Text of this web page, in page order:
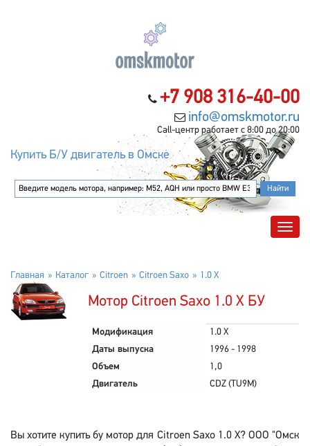
+7 908 316-40-00
info@omskmotor.ru
Call-центр работает с 8:00 до 20:00
Купить Б/У двигатель в Омске
Главная Каталог Citroen Citroen Saxo 1.0 X
Мотор Citroen Saxo 1.0 X БУ
Модификация
1.0 X
Даты выпуска
1996 - 1998
Объем
1,0
Двигатель
CDZ (TU9M)
Вы хотите купить бу мотор для Citroen Saxo 1.0 X? ООО "Омск